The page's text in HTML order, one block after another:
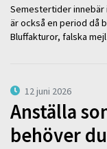
Semestertider innebär
är också en period då
Bluffakturor, falska
12 juni 2026
Anställa
behöver